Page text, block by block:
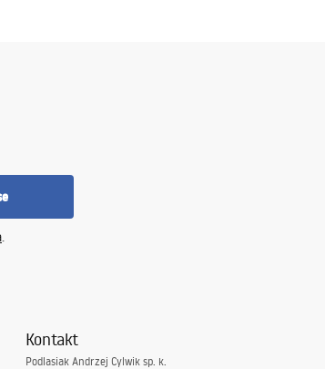
.
Kontakt
Podlasiak Andrzej Cylwik sp. k.